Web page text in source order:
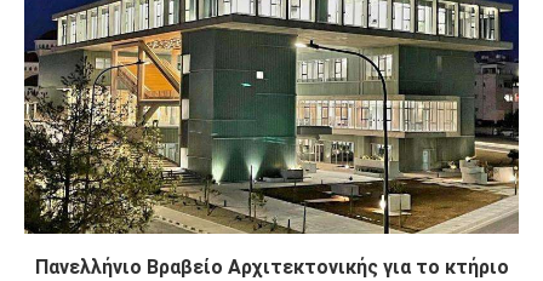
Πανελλήνιο Βραβείο Αρχιτεκτονικής για το κτήριο